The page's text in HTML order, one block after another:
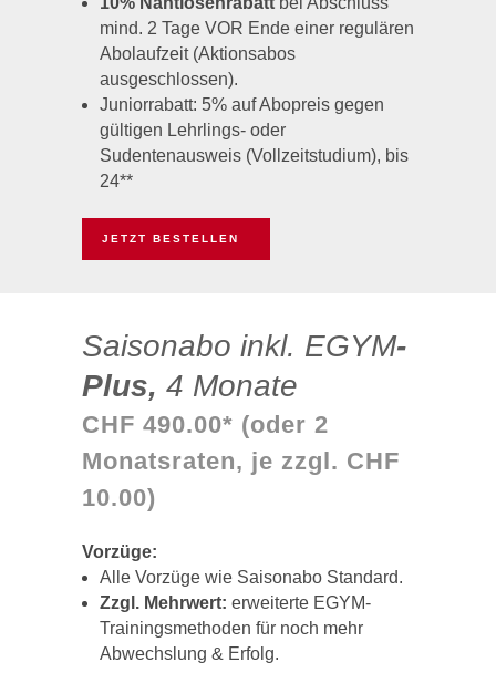
mind. 2 Tage VOR Ende einer regulären
Abolaufzeit (Aktionsabos
ausgeschlossen).
Juniorrabatt: 5% auf Abopreis gegen
gültigen Lehrlings- oder
Sudentenausweis (Vollzeitstudium), bis
24**
JETZT BESTELLEN
Saisonabo inkl. EGYM-
Plus, 4 Monate
CHF 490.00* (oder 2
Monatsraten, je zzgl. CHF
10.00)
Vorzüge:
Alle Vorzüge wie Saisonabo Standard.
Zzgl. Mehrwert: erweiterte EGYM-
Trainingsmethoden für noch mehr
Abwechslung & Erfolg.